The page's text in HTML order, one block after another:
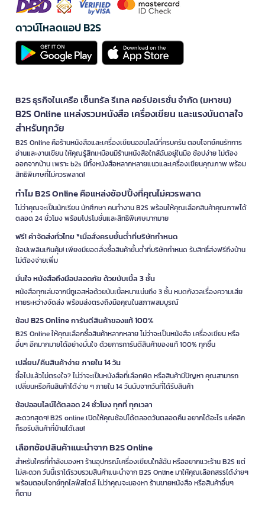
ดาวน์โหลดแอป B2S
B2S ธุรกิจในเครือ เซ็นทรัล รีเทล คอร์ปอเรชั่น จำกัด (มหาชน)
B2S Online แหล่งรวมหนังสือ เครื่องเขียน และแรงบันดาลใจ
สำหรับทุกวัย
B2S Online คือร้านหนังสือและเครื่องเขียนออนไลน์ที่ครบครัน ตอบโจทย์คนรักการ
อ่านและงานเขียน ให้คุณรู้สึกเหมือนมีร้านหนังสือใกล้ฉันอยู่ในมือ ช้อปง่าย ไม่ต้อง
ออกจากบ้าน เพราะ b2s มีทั้งหนังสือหลากหลายแนวและเครื่องเขียนคุณภาพ พร้อม
สิทธิพิเศษที่ไม่ควรพลาด!
ทำไม B2S Online คือแหล่งช้อปปิ้งที่คุณไม่ควรพลาด
ไม่ว่าคุณจะเป็นนักเรียน นักศึกษา คนทำงาน B2S พร้อมให้คุณเลือกสินค้าคุณภาพได้
ตลอด 24 ชั่วโมง พร้อมโปรโมชั่นและสิทธิพิเศษมากมาย
ฟรี! ค่าจัดส่งทั่วไทย *เมื่อสั่งครบขั้นต่ำที่บริษัทกำหนด
ช้อปเพลินเกินคุ้ม! เพียงมียอดสั่งซื้อสินค้าขั้นต่ำที่บริษัทกำหนด รับสิทธิ์ส่งฟรีถึงบ้าน
ไม่ต้องจ่ายเพิ่ม
มั่นใจ หนังสือถึงมือปลอดภัย ด้วยบับเบิ้ล 3 ชั้น
หนังสือทุกเล่มจากบีทูเอสห่อด้วยบับเบิ้ลหนาแน่นถึง 3 ชั้น หมดกังวลเรื่องความเสีย
หายระหว่างจัดส่ง พร้อมส่งตรงถึงมือคุณในสภาพสมบูรณ์
ช้อป B2S Online การันตีสินค้าของแท้ 100%
B2S Online ให้คุณเลือกซื้อสินค้าหลากหลาย ไม่ว่าจะเป็นหนังสือ เครื่องเขียน หรือ
อื่นๆ อีกมากมายได้อย่างมั่นใจ ด้วยการการันตีสินค้าของแท้ 100% ทุกชิ้น
เปลี่ยน/คืนสินค้าง่าย ภายใน 14 วัน
ซื้อไปแล้วไม่ตรงใจ? ไม่ว่าจะเป็นหนังสือที่เลือกผิด หรือสินค้ามีปัญหา คุณสามารถ
เปลี่ยนหรือคืนสินค้าได้ง่าย ๆ ภายใน 14 วันนับจากวันที่ได้รับสินค้า
ช้อปออนไลน์ได้ตลอด 24 ชั่วโมง ทุกที่ ทุกเวลา
สะดวกสุดๆ! B2S online เปิดให้คุณช้อปได้ตลอดวันตลอดคืน อยากได้อะไร แค่คลิก
ก็รอรับสินค้าที่บ้านได้เลย!
เลือกช้อปสินค้าแนะนำจาก B2S Online
สำหรับใครที่กำลังมองหา ร้านอุปกรณ์เครื่องเขียนใกล้ฉัน หรืออยากแวะร้าน B2S แต่
ไม่สะดวก วันนี้เราได้รวบรวมสินค้าแนะนำจาก B2S Online มาให้คุณเลือกสรรได้ง่ายๆ
พร้อมตอบโจทย์ทุกไลฟ์สไตล์ ไม่ว่าคุณจะมองหา ร้านขายหนังสือ หรือสินค้าอื่นๆ
ก็ตาม